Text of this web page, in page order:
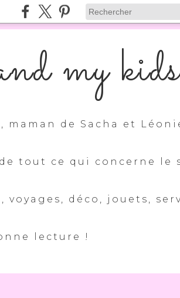
my
de Sacha et
tout ce qui concerne le
voyages, déco, jouets,
lecture !